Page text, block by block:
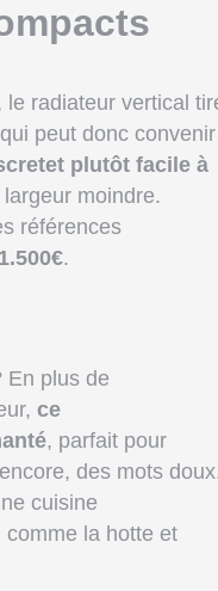
le radiateur vertical
peut donc convenir
plutôt facile à
moindre.
références
.
En plus de
ce
, parfait pour
des mots
cuisine
la hotte et